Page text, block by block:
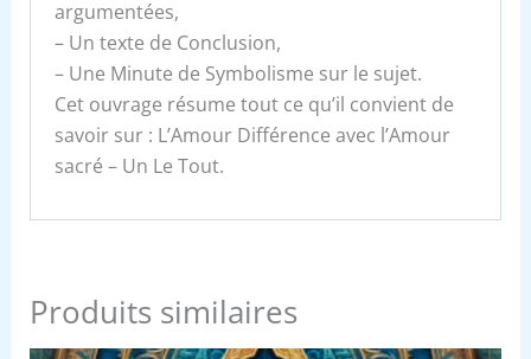
argumentées,
– Un texte de Conclusion,
– Une Minute de Symbolisme sur le sujet.
Cet ouvrage résume tout ce qu’il convient de
savoir sur : L’Amour Différence avec l’Amour
sacré – Un Le Tout.
Produits similaires